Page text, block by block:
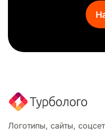
Компьютерные игры
Косметика
Логистика
Маркетинг
Логотипы, сайты,